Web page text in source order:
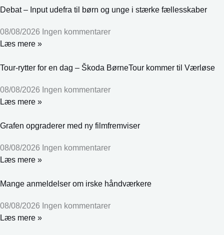
Debat – Input udefra til børn og unge i stærke fællesskaber
08/08/2026 Ingen kommentarer
Læs mere »
Tour-rytter for en dag – Škoda BørneTour kommer til Værløse
08/08/2026 Ingen kommentarer
Læs mere »
Grafen opgraderer med ny filmfremviser
08/08/2026 Ingen kommentarer
Læs mere »
Mange anmeldelser om irske håndværkere
08/08/2026 Ingen kommentarer
Læs mere »